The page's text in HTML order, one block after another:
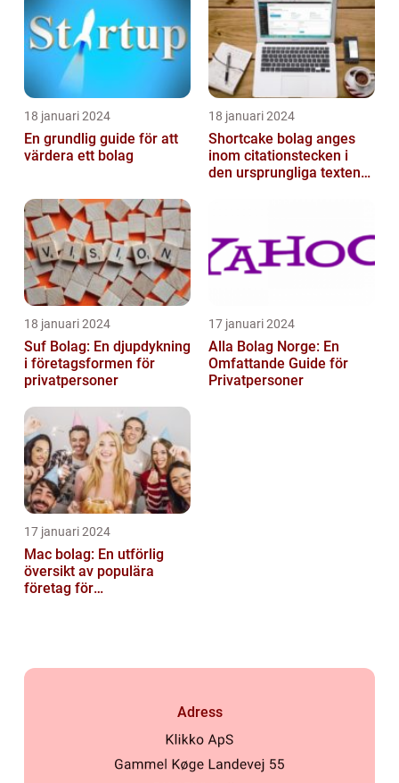
18 januari 2024
En grundlig guide för att
värdera ett bolag
18 januari 2024
Shortcake bolag anges
inom citationstecken i
den ursprungliga texten
18 januari 2024
Suf Bolag: En djupdykning
i företagsformen för
privatpersoner
17 januari 2024
Alla Bolag Norge: En
Omfattande Guide för
Privatpersoner
17 januari 2024
Mac bolag: En utförlig
översikt av populära
företag för
Adress